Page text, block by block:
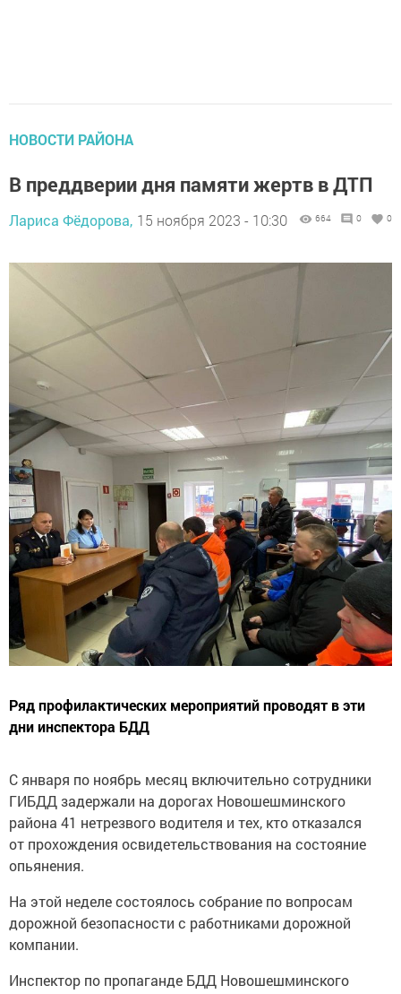
НОВОСТИ РАЙОНА
В преддверии дня памяти жертв в ДТП
Лариса Фёдорова, 15 ноября 2023 - 10:30 664 0 0
Ряд профилактических мероприятий проводят в эти
дни инспектора БДД
С января по ноябрь месяц включительно сотрудники
ГИБДД задержали на дорогах Новошешминского
района 41 нетрезвого водителя и тех, кто отказался
от прохождения освидетельствования на состояние
опьянения.
На этой неделе состоялось собрание по вопросам
дорожной безопасности с работниками дорожной
компании.
Инспектор по пропаганде БДД Новошешминского